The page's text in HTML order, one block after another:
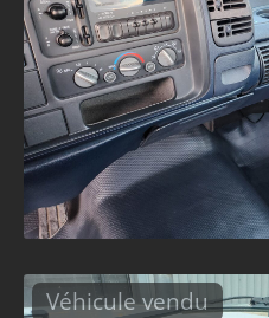
Véhicule vendu